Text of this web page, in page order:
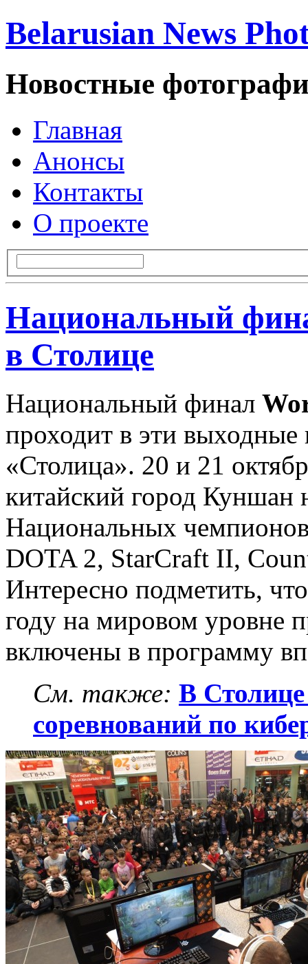
Belarusian News
Новостные
Главная
Анонсы
Контакты
О проекте
Национальный
в Столице
Национальный финал
проходит в эти
«Столица». 20 и 21
китайский город
Национальных
DOTA 2, StarCraft II,
Интересно подметить,
году на мировом уровне
включены в программу
См. также: В
соревнований по